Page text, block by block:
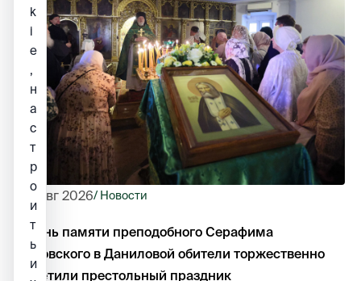
1 авг 2026/ Новости
В день памяти преподобного Серафима
Саровского в Даниловой обители торжественно
отметили престольный праздник
k
i
e
,
н
а
с
т
р
о
и
т
ь
и